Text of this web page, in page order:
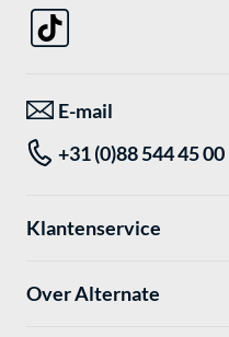
E-mail
+31 (0)88 544 45 00
Klantenservice
Over Alternate